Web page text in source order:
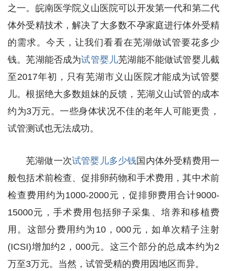
之一。皖南医学院义山医院可以开发第一代和第二代
体外受精技术，解决了大多数不孕家庭进行体外受精
的需求。今天，让我们看看在芜湖做试管要花多少
钱。芜湖能否成为试管婴儿芜湖能不能做试管婴儿截
至2017年初，只有芜湖市义山医院才能成为试管婴
儿。根据绝大多数姐妹的反馈，芜湖义山试管的成本
约为3万元。一些身体状况不佳的老年人可能更贵，
试管测试也无法成功。
芜湖做一次试管婴儿多少钱国内体外受精费用一
般包括术前检查、促排卵药物和手术费用，其中术前
检查费用约为1000-2000元，促排卵费用合计9000-
15000元，手术费用包括卵子采集、培养和移植费
用。这部分费用约为10，000元，如单次精子注射
(ICSI)增加约2，000元。这三个部分的总成本约为2
万至3万元。当然，试管受精的费用因地区而异。